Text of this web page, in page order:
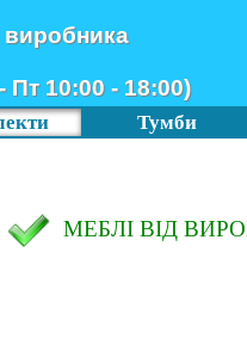
виробника
10:00 - 18:00)
Тумби
МЕБЛІ ВІД